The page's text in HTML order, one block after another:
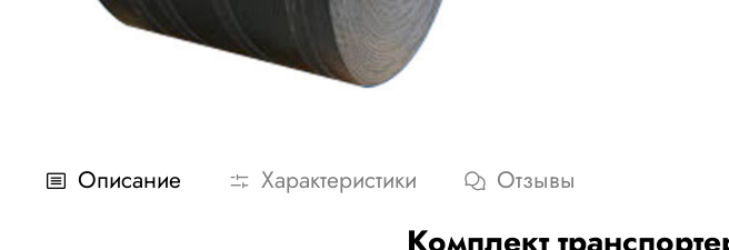
Описание Характеристики Отзывы